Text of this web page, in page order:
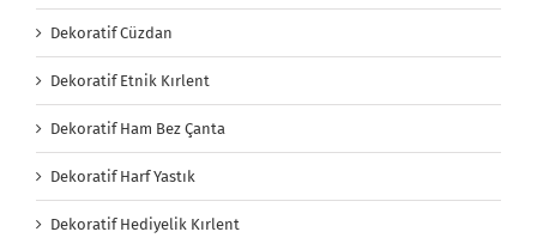
Dekoratif Cüzdan
Dekoratif Etnik Kırlent
Dekoratif Ham Bez Çanta
Dekoratif Harf Yastık
Dekoratif Hediyelik Kırlent